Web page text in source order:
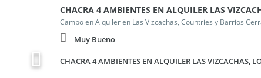
CHACRA 4 AMBIENTES EN ALQUILER LAS
Campo en Alquiler en Las Vizcachas, Countries y Barrios
Muy Bueno
CHACRA 4 AMBIENTES EN ALQUILER LAS VIZCACHAS,